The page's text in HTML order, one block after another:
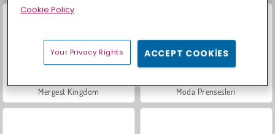
Mergest Kingdom Moda Prensesleri
Cookie Policy
Your Privacy Rights ACCEPT COOKIES